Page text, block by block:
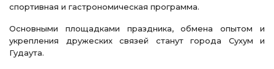
спортивная и гастрономическая программа.
Основными площадками праздника, обмена опытом и
укрепления дружеских связей станут города Сухум и
Гудаута.